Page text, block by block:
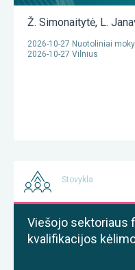
Ž. Simonaitytė, L.
2026-10-27 Nuotoliniai
2026-10-27 Vilnius
Stovykla
Viešojo sektoriaus
kvalifikacijos